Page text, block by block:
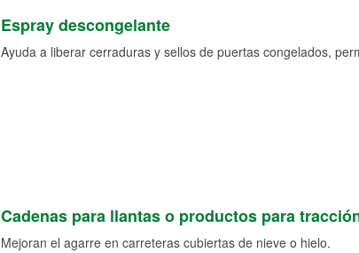
Espray descongelante
Ayuda a liberar cerraduras y sellos de puertas congelados,
Cadenas para llantas o productos para
Mejoran el agarre en carreteras cubiertas de nieve o hielo.